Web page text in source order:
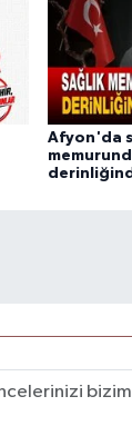
Afyon'da